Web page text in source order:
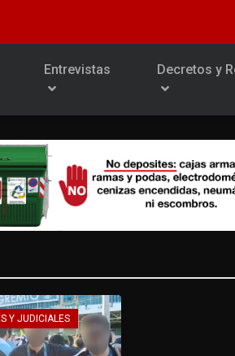
Entrevistas Decretos y
Y JUDICIALES